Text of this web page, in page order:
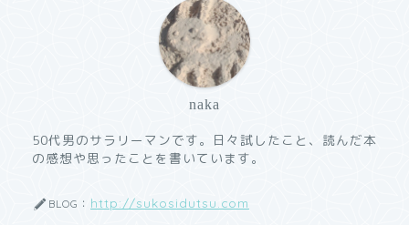
naka
50代男のサラリーマンです。日々試したこと、読んだ本
の感想や思ったことを書いています。
BLOG： http://sukosidutsu.com